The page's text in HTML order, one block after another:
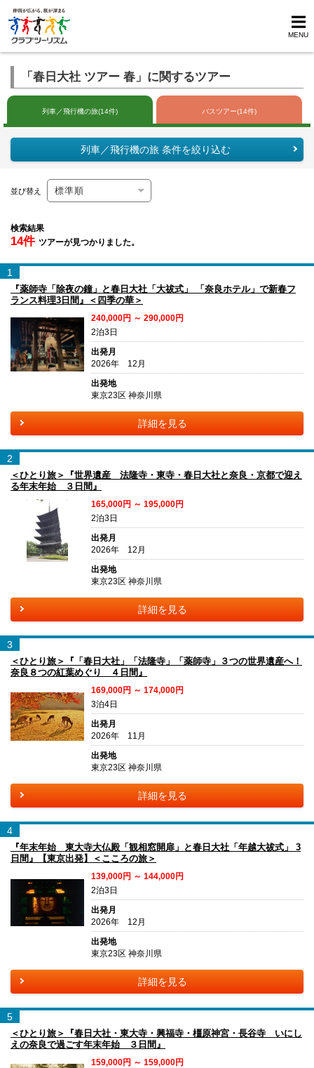
MENU
「春日大社 ツアー 春」に関するツアー
列車／飛行機の旅(14件) バスツアー(14件)
列車／飛行機の旅 条件を絞り込む
並び替え
検索結果
14件 ツアーが見つかりました。
1
『薬師寺「除夜の鐘」と春日大社「大祓式」 「奈良ホテル」で新春フ
ランス料理3日間』＜四季の華＞
240,000円 ～ 290,000円
2泊3日
出発月
2026年 12月
出発地
東京23区 神奈川県
詳細を見る
2
＜ひとり旅＞『世界遺産 法隆寺・東寺・春日大社と奈良・京都で迎え
る年末年始 ３日間』
165,000円 ～ 195,000円
2泊3日
出発月
2026年 12月
出発地
東京23区 神奈川県
詳細を見る
3
＜ひとり旅＞『「春日大社」「法隆寺」「薬師寺」３つの世界遺産へ！
奈良８つの紅葉めぐり ４日間』
169,000円 ～ 174,000円
3泊4日
出発月
2026年 11月
出発地
東京23区 神奈川県
詳細を見る
4
『年末年始 東大寺大仏殿「観相窓開扉」と春日大社「年越大祓式」 3
日間』【東京出発】＜こころの旅＞
139,000円 ～ 144,000円
2泊3日
出発月
2026年 12月
出発地
東京23区 神奈川県
詳細を見る
5
＜ひとり旅＞『春日大社・東大寺・興福寺・橿原神宮・長谷寺 いにし
えの奈良で過ごす年末年始 ３日間』
159,000円 ～ 159,000円